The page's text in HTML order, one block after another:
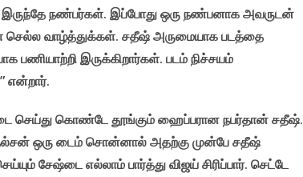
இருந்தே நண்பர்கள். இப்போது ஒரு நண்பனாக அவருடன்
செல்ல வாழ்த்துக்கள். சதீஷ் அருமையாக படத்தை
பணியாற்றி இருக்கிறார்கள். படம் நிச்சயம்
என்றார்.
செய்து கொண்டே தூங்கும் ஹைப்பரான நபர்தான் சதீஷ்.
நெல்சன் ஒரு டைம் சொன்னால் அதற்கு முன்பே சதீஷ்
சேஷ்டை எல்லாம் பார்த்து விஜய் சிரிப்பார். செட்டே